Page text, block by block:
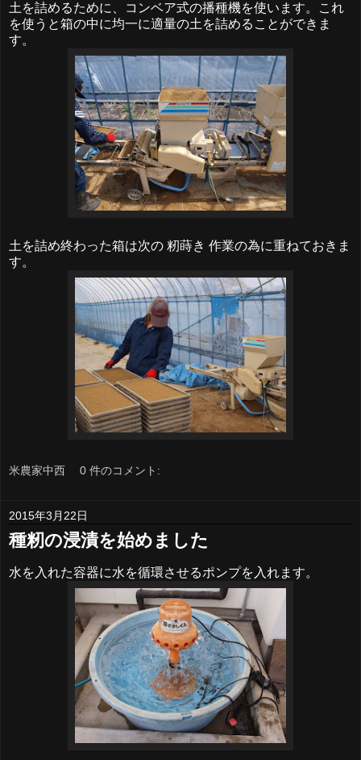
土を詰めるために、コンベア式の播種機を使います。これ
を使うと箱の中に均一に適量の土を詰めることができま
す。
土を詰め終わった箱は次の 籾蒔き 作業の為に重ねておきま
す。
米農家中西 0 件のコメント:
2015年3月22日
種籾の浸漬を始めました
水を入れた容器に水を循環させるポンプを入れます。